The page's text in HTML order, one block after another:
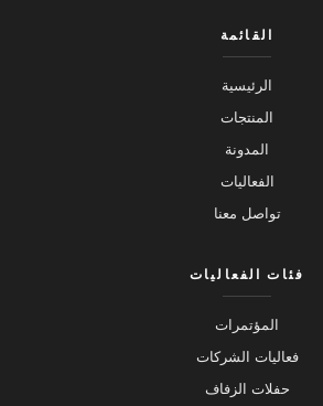
القائمة
الرئيسية
المنتجات
المدونة
الفعاليات
تواصل معنا
فئات الفعاليات
المؤتمرات
فعاليات الشركات
حفلات الزفاف